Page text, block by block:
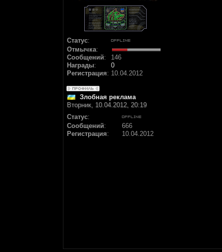
Статус:
Отмычка:
Сообщений:
146
Награды:
0
Регистрация: 10.04.2012
Злобная реклама
Вторник, 10.04.2012, 20:19
Статус:
Сообщений:
666
Регистрация: 10.04.2012